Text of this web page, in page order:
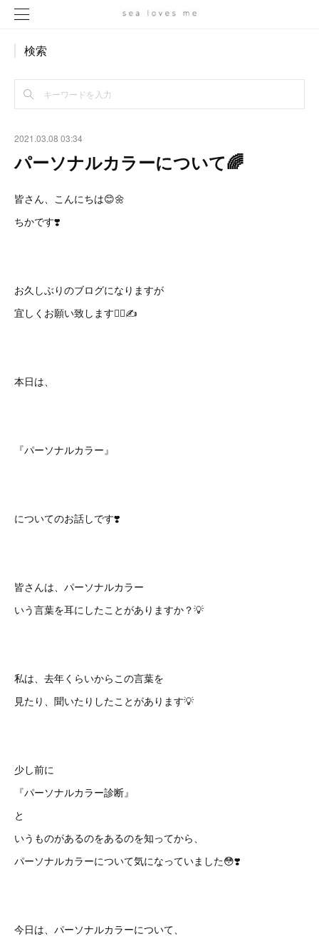
検索
2021.03.08 03:34
パーソナルカラーについて🌈
皆さん、こんにちは😊🌼
ちかです❣️
お久しぶりのブログになりますが
宜しくお願い致します🙇‍♀️✍️
本日は、
『パーソナルカラー』
についてのお話しです❣️
皆さんは、パーソナルカラー
いう言葉を耳にしたことがありますか？💡
私は、去年くらいからこの言葉を
見たり、聞いたりしたことがあります💡
少し前に
『パーソナルカラー診断』
と
いうものがあるのをあるのを知ってから、
パーソナルカラーについて気になっていました😳❣️
今日は、パーソナルカラーについて、